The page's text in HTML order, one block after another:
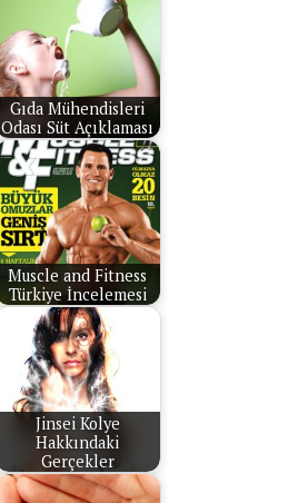
Gıda Mühendisleri
Odası Süt Açıklaması
Muscle and Fitness
Türkiye İncelemesi
Jinsei Kolye
Hakkındaki
Gerçekler